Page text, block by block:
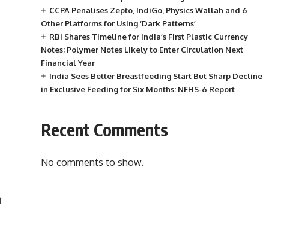
CCPA Penalises Zepto, IndiGo, Physics Wallah and 6
Other Platforms for Using ‘Dark Patterns’
RBI Shares Timeline for India’s First Plastic Currency
Notes; Polymer Notes Likely to Enter Circulation Next
Financial Year
India Sees Better Breastfeeding Start But Sharp Decline
in Exclusive Feeding for Six Months: NFHS-6 Report
Recent Comments
No comments to show.